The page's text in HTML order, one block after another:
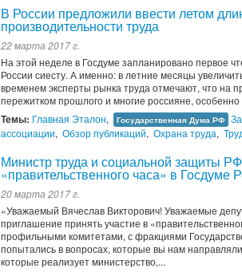
В России предложили ввести летом
производительности труда
22 марта 2017 г.
На этой неделе в Госдуме запланировано первое
России сиесту. А именно: в летние месяцы
временем эксперты рынка труда отмечают, что на
пережитком прошлого и многие россияне,
Темы: Главная Эталон, Государственная Дума РФ
ассоциации, Обзор публикаций, Охрана труда,
Министр труда и социальной защиты
«правительственного часа» в Госдуме
20 марта 2017 г.
«Уважаемый Вячеслав Викторович! Уважаемые
приглашение принять участие в
профильными комитетами, с фракциями
попытались в вопросах, которые вы нам
которые реализует министерство,...